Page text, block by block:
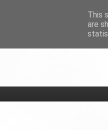
This
are